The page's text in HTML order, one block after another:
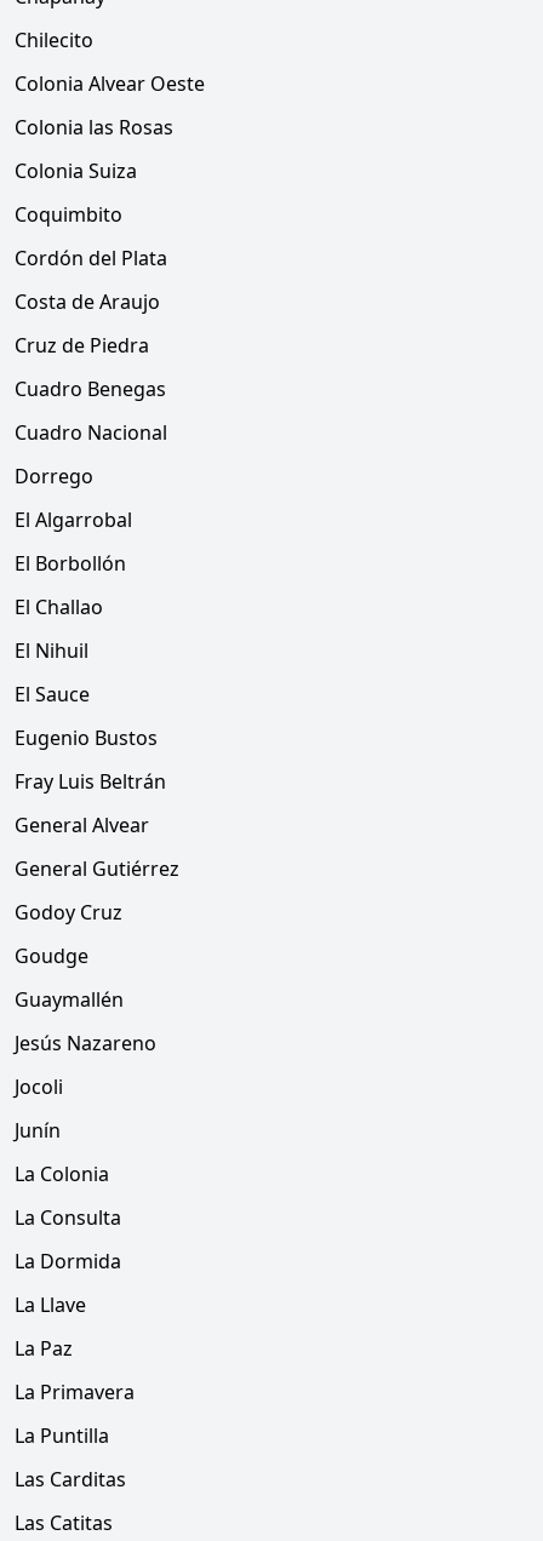
Chilecito
Colonia Alvear Oeste
Colonia las Rosas
Colonia Suiza
Coquimbito
Cordón del Plata
Costa de Araujo
Cruz de Piedra
Cuadro Benegas
Cuadro Nacional
Dorrego
El Algarrobal
El Borbollón
El Challao
El Nihuil
El Sauce
Eugenio Bustos
Fray Luis Beltrán
General Alvear
General Gutiérrez
Godoy Cruz
Goudge
Guaymallén
Jesús Nazareno
Jocoli
Junín
La Colonia
La Consulta
La Dormida
La Llave
La Paz
La Primavera
La Puntilla
Las Carditas
Las Catitas